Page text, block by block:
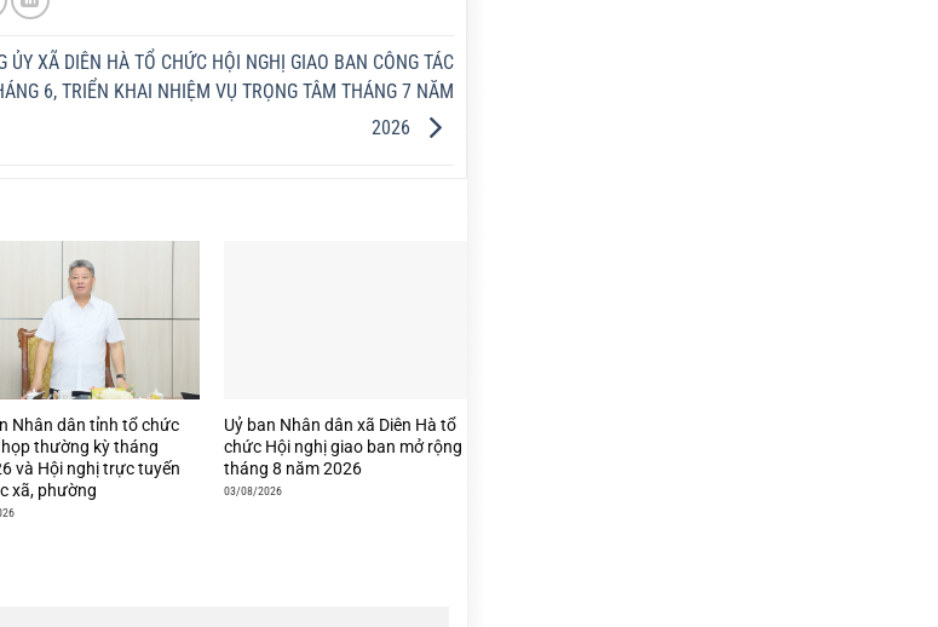
ỦY XÃ DIÊN HÀ TỔ CHỨC HỘI NGHỊ GIAO BAN CÔNG TÁC
6, TRIỂN KHAI NHIỆM VỤ TRỌNG TÂM THÁNG 7 NĂM
2026
Nhân dân tỉnh tổ chức
thường kỳ tháng
và Hội nghị trực tuyến
xã, phường
Uỷ ban Nhân dân xã Diên Hà tổ
chức Hội nghị giao ban mở rộng
tháng 8 năm 2026
03/08/2026